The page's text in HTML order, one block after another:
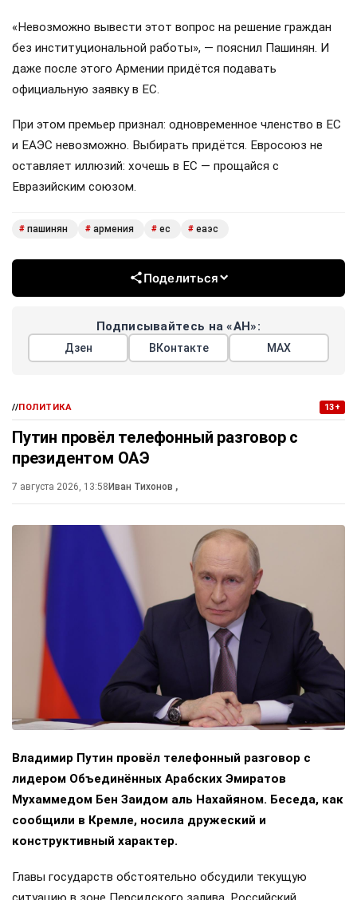
«Невозможно вывести этот вопрос на решение граждан
без институциональной работы», — пояснил Пашинян. И
даже после этого Армении придётся подавать
официальную заявку в ЕС.
При этом премьер признал: одновременное членство в ЕС
и ЕАЭС невозможно. Выбирать придётся. Евросоюз не
оставляет иллюзий: хочешь в ЕС — прощайся с
Евразийским союзом.
# пашинян # армения # ес # еаэс
Поделиться
Подписывайтесь на «АН»:
Дзен ВКонтакте МАХ
//ПОЛИТИКА 13+
Путин провёл телефонный разговор с
президентом ОАЭ
7 августа 2026, 13:58Иван Тихонов ,
Владимир Путин провёл телефонный разговор с
лидером Объединённых Арабских Эмиратов
Мухаммедом Бен Заидом аль Нахайяном. Беседа, как
сообщили в Кремле, носила дружеский и
конструктивный характер.
Главы государств обстоятельно обсудили текущую